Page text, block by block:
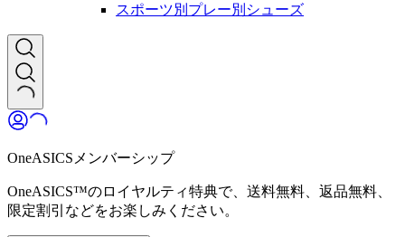
スポーツ別プレー別シューズ
OneASICSメンバーシップ
OneASICS™のロイヤルティ特典で、送料無料、返品無料、
限定割引などをお楽しみください。